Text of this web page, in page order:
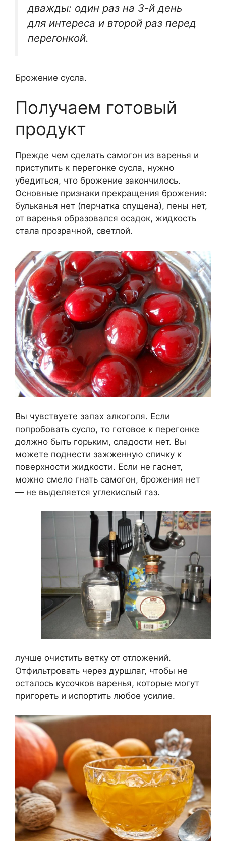
дважды: один раз на 3-й день
для интереса и второй раз перед
перегонкой.
Брожение сусла.
Получаем готовый
продукт
Прежде чем сделать самогон из варенья и
приступить к перегонке сусла, нужно
убедиться, что брожение закончилось.
Основные признаки прекращения брожения:
бульканья нет (перчатка спущена), пены нет,
от варенья образовался осадок, жидкость
стала прозрачной, светлой.
Вы чувствуете запах алкоголя. Если
попробовать сусло, то готовое к перегонке
должно быть горьким, сладости нет. Вы
можете поднести зажженную спичку к
поверхности жидкости. Если не гаснет,
можно смело гнать самогон, брожения нет
— не выделяется углекислый газ.
лучше очистить ветку от отложений.
Отфильтровать через дуршлаг, чтобы не
осталось кусочков варенья, которые могут
пригореть и испортить любое усилие.